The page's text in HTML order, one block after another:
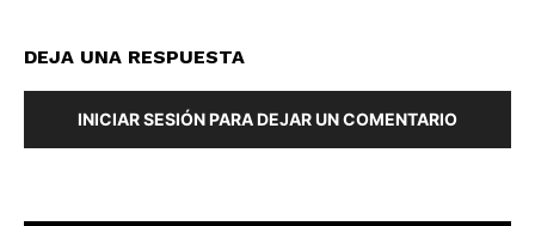
DEJA UNA RESPUESTA
INICIAR SESIÓN PARA DEJAR UN COMENTARIO